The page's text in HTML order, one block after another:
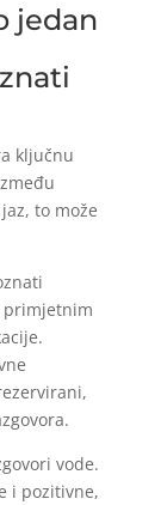
jedan
ključnu
to može
primjetnim
vode.
i pozitivne,